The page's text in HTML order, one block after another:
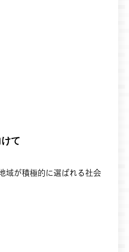
て
域が積極的に選ばれる社会